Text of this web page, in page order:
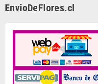
EnvioDeFlores.cl